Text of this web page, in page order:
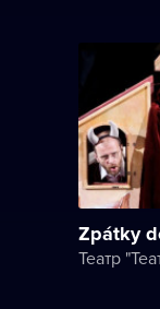
Zpátky
Театр